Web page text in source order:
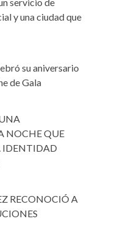
y una ciudad que
su aniversario
de Gala
NOCHE QUE
IDENTIDAD
RECONOCIÓ A